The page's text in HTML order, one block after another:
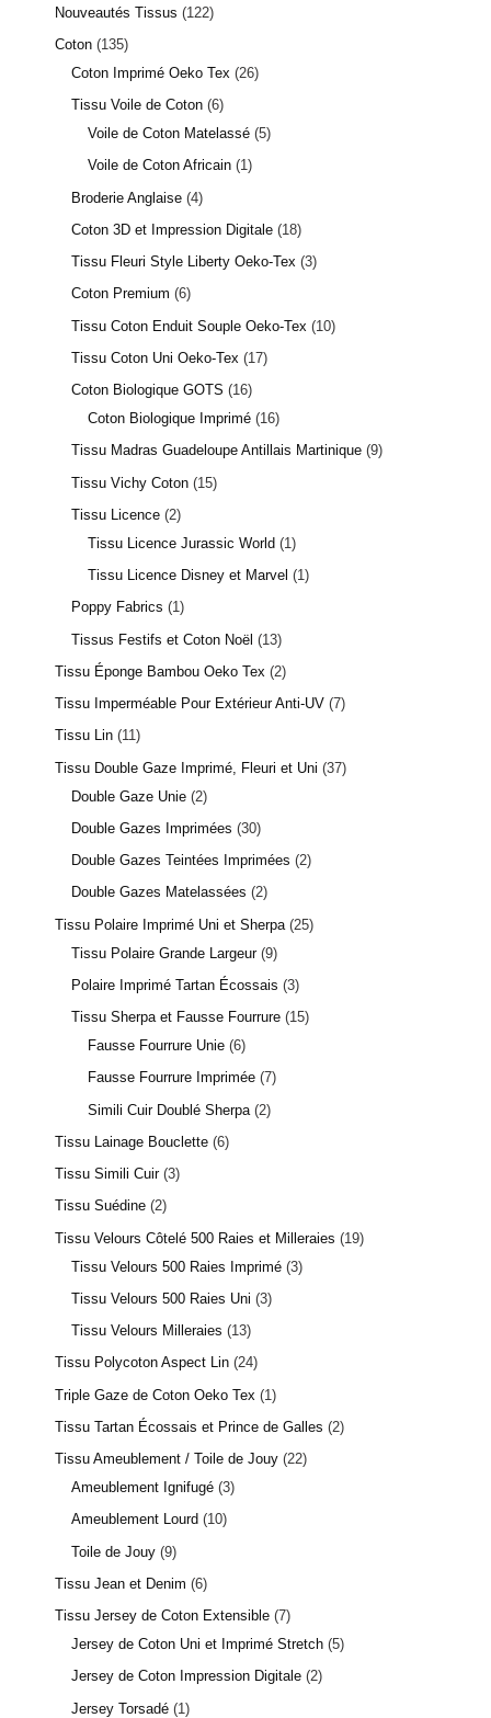
1 avis
Nouveautés Tissus
122
Coton 135
Coton Imprimé Oeko Tex
26
Tissu Voile de Coton 6
Voile de Coton Matelassé 5
Voile de Coton Africain 1
Broderie Anglaise 4
Coton 3D et Impression Digitale 18
Tissu Fleuri Style Liberty Oeko-Tex 3
Coton Premium 6
Tissu Coton Enduit Souple Oeko-Tex
10
Tissu Coton Uni Oeko-Tex
17
Coton Biologique GOTS
16
Coton Biologique Imprimé 16
Tissu Madras Guadeloupe Antillais Martinique 9
Tissu Vichy Coton 15
Tissu Licence 2
Tissu Licence Jurassic World
1
Tissu Licence Disney et Marvel
1
Poppy Fabrics
1
Tissus Festifs et Coton Noël
13
Tissu Éponge Bambou Oeko Tex
2
Tissu Imperméable Pour Extérieur Anti-UV 7
Tissu Lin 11
Tissu Double Gaze Imprimé, Fleuri et Uni 37
Double Gaze Unie 2
Double Gazes Imprimées 30
Double Gazes Teintées Imprimées 2
Double Gazes Matelassées 2
Tissu Polaire Imprimé Uni et Sherpa 25
Tissu Polaire Grande Largeur 9
Polaire Imprimé Tartan Écossais 3
Tissu Sherpa et Fausse Fourrure 15
Fausse Fourrure Unie 6
Fausse Fourrure Imprimée 7
Simili Cuir Doublé Sherpa 2
Tissu Lainage Bouclette 6
Tissu Simili Cuir 3
Tissu Suédine 2
Tissu Velours Côtelé 500 Raies et Milleraies
19
Tissu Velours 500 Raies Imprimé 3
Tissu Velours 500 Raies Uni 3
Tissu Velours Milleraies
13
Tissu Polycoton Aspect Lin 24
Triple Gaze de Coton Oeko Tex
1
Tissu Tartan Écossais et Prince de Galles
2
Tissu Ameublement / Toile de Jouy 22
Ameublement Ignifugé 3
Ameublement Lourd
10
Toile de Jouy 9
Tissu Jean et Denim 6
Tissu Jersey de Coton Extensible 7
Jersey de Coton Uni et Imprimé Stretch 5
Jersey de Coton Impression Digitale 2
Jersey Torsadé 1